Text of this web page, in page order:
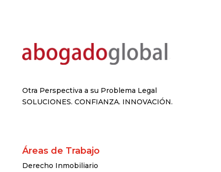
Otra Perspectiva a su Problema Legal
SOLUCIONES. CONFIANZA. INNOVACIÓN.
Áreas de Trabajo
Derecho Inmobiliario